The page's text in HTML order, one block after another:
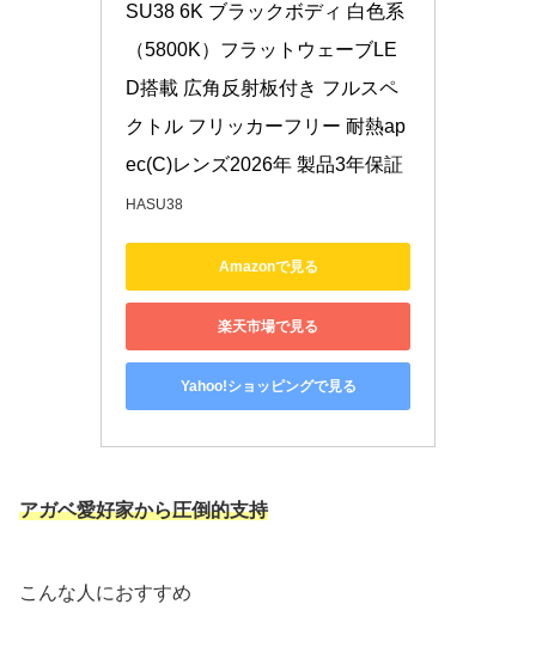
SU38 6K ブラックボディ 白色系
（5800K）フラットウェーブLE
D搭載 広角反射板付き フルスペ
クトル フリッカーフリー 耐熱ap
ec(C)レンズ2026年 製品3年保証
HASU38
Amazonで見る
楽天市場で見る
Yahoo!ショッピングで見る
アガベ愛好家から圧倒的支持
こんな人におすすめ